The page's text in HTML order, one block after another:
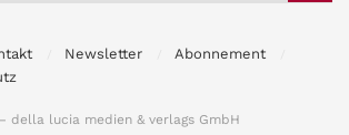
Newsletter
Abonnement
della lucia medien & verlags GmbH